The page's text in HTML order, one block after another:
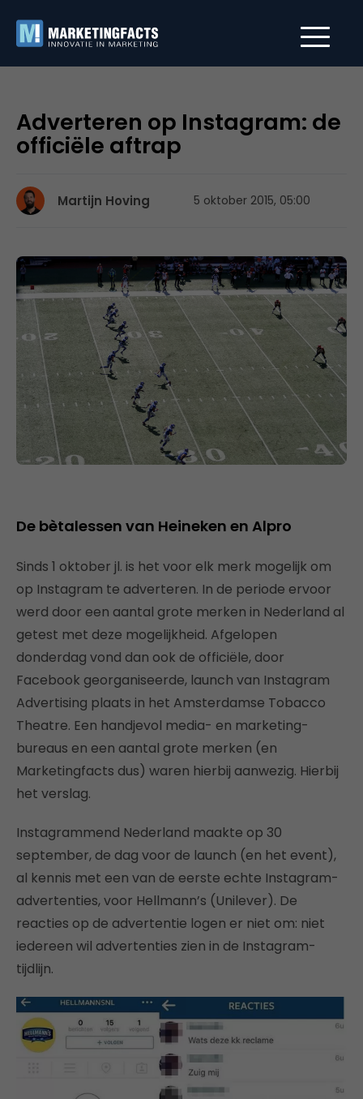
Adverteren op Instagram: de
officiële aftrap
Martijn Hoving 5 oktober 2015, 05:00
De bètalessen van Heineken en Alpro
Sinds 1 oktober jl. is het voor elk merk mogelijk om
op Instagram te adverteren. In de periode ervoor
werd door een aantal grote merken in Nederland al
getest met deze mogelijkheid. Afgelopen
donderdag vond dan ook de officiële, door
Facebook georganiseerde, launch van Instagram
Advertising plaats in het Amsterdamse Tobacco
Theatre. Een handjevol media- en marketing-
bureaus en een aantal grote merken (en
Marketingfacts dus) waren hierbij aanwezig. Hierbij
het verslag.
Instagrammend Nederland maakte op 30
september, de dag voor de launch (en het event),
al kennis met een van de eerste echte Instagram-
advertenties, voor Hellmann’s (Unilever). De
reacties op de advertentie logen er niet om: niet
iedereen wil advertenties zien in de Instagram-
tijdlijn.